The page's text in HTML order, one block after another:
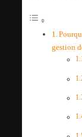
gestion